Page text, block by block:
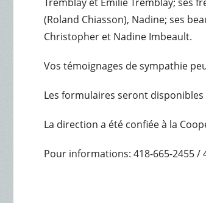
(Roland Chiasson), Nadine; ses
Christopher et Nadine Imbeault.
Vos témoignages de sympathie
Les formulaires seront disponibles
La direction a été confiée à la
Pour informations: 418-665-2455 /